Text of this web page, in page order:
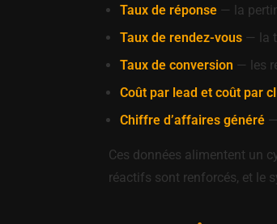
Taux de réponse — la
Taux de rendez-vous — la
Taux de conversion — les
Coût par lead et coût par
Chiffre d’affaires généré
Ces données alimentent un
réactifs sont renforcés, et le